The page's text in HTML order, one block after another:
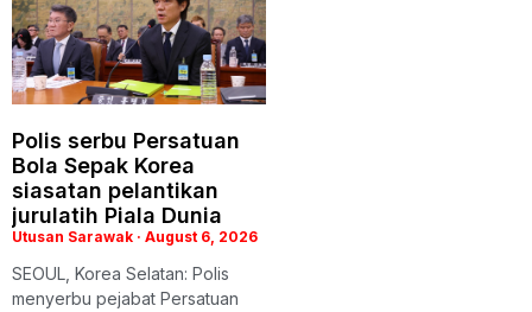
Polis serbu Persatuan
Bola Sepak Korea
siasatan pelantikan
jurulatih Piala Dunia
Utusan Sarawak August 6, 2026
SEOUL, Korea Selatan: Polis
menyerbu pejabat Persatuan